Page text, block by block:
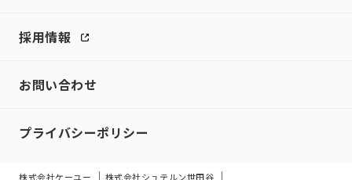
採用情報
お問い合わせ
プライバシーポリシー
株式会社ケーユー 株式会社シュテルン世田谷